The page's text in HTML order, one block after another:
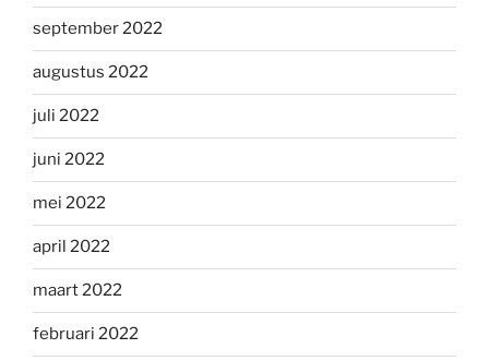
september 2022
augustus 2022
juli 2022
juni 2022
mei 2022
april 2022
maart 2022
februari 2022